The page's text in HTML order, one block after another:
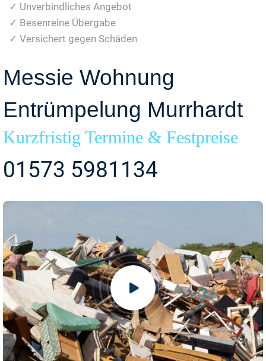
✓ Unverbindliches Angebot
✓ Besenreine Übergabe
✓ Versichert gegen Schäden
Messie Wohnung
Entrümpelung Murrhardt
Kurzfristig Termine & Festpreise
01573 5981134